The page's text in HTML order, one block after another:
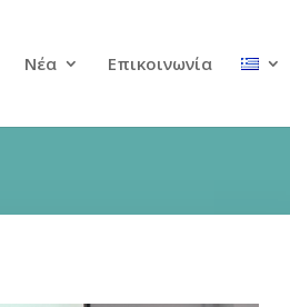
Νέα Επικοινωνία